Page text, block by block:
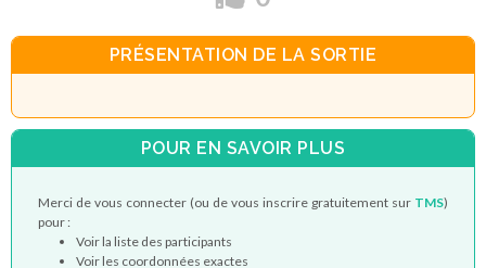
PRÉSENTATION DE LA SORTIE
POUR EN SAVOIR PLUS
Merci de vous connecter (ou de vous inscrire gratuitement sur TMS)
pour :
Voir la liste des participants
Voir les coordonnées exactes